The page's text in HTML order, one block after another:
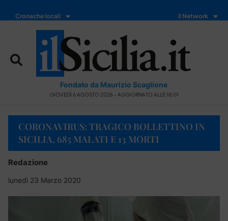
Cronache locali Il Network
Fondato da Maurizio Scaglione
GIOVEDÌ 6 AGOSTO 2026 - AGGIORNATO ALLE 18:01
CORONAVIRUS: TRAGICO BOLLETTINO IN
SICILIA, 685 MALATI E 13 MORTI
Redazione
lunedì 23 Marzo 2020